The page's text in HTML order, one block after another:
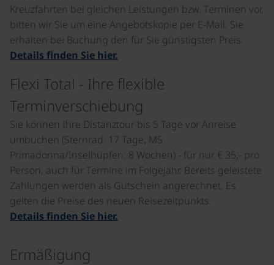
Kreuzfahrten bei gleichen Leistungen bzw. Terminen vor,
bitten wir Sie um eine Angebotskopie per E-Mail. Sie
erhalten bei Buchung den für Sie günstigsten Preis.
Details finden Sie hier.
Flexi Total - Ihre flexible
Terminverschiebung
Sie können Ihre Distanztour bis 5 Tage vor Anreise
umbuchen (Sternrad: 17 Tage, MS
Primadonna/Inselhüpfen: 8 Wochen) - für nur € 35,- pro
Person, auch für Termine im Folgejahr. Bereits geleistete
Zahlungen werden als Gutschein angerechnet. Es
gelten die Preise des neuen Reisezeitpunkts.
Details finden Sie hier.
Ermäßigung